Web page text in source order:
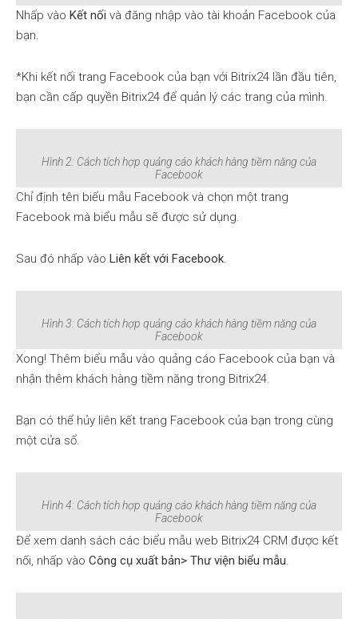
Nhấp vào Kết nối và đăng nhập vào tài khoản Facebook của
bạn.
*Khi kết nối trang Facebook của bạn với Bitrix24 lần đầu tiên,
bạn cần cấp quyền Bitrix24 để quản lý các trang của mình.
Hình 2: Cách tích hợp quảng cáo khách hàng tiềm năng của
Facebook
Chỉ định tên biểu mẫu Facebook và chọn một trang
Facebook mà biểu mẫu sẽ được sử dụng.
Sau đó nhấp vào Liên kết với Facebook.
Hình 3: Cách tích hợp quảng cáo khách hàng tiềm năng của
Facebook
Xong! Thêm biểu mẫu vào quảng cáo Facebook của bạn và
nhận thêm khách hàng tiềm năng trong Bitrix24.
Bạn có thể hủy liên kết trang Facebook của bạn trong cùng
một cửa sổ.
Hình 4: Cách tích hợp quảng cáo khách hàng tiềm năng của
Facebook
Để xem danh sách các biểu mẫu web Bitrix24 CRM được kết
nối, nhấp vào Công cụ xuất bản> Thư viện biểu mẫu.